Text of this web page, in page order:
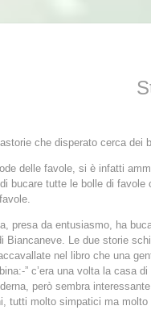
che disperato cerca
delle favole, si è infatti
bucare tutte le bolle di
presa da entusiasmo, ha
Biancaneve. Le due storie
nel libro che una
” c’era una volta la casa
però sembra
tutti molto simpatici ma molto